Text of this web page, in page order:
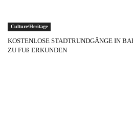
Culture/Heritage
KOSTENLOSE STADTRUNDGÄNGE IN
ZU FUß ERKUNDEN